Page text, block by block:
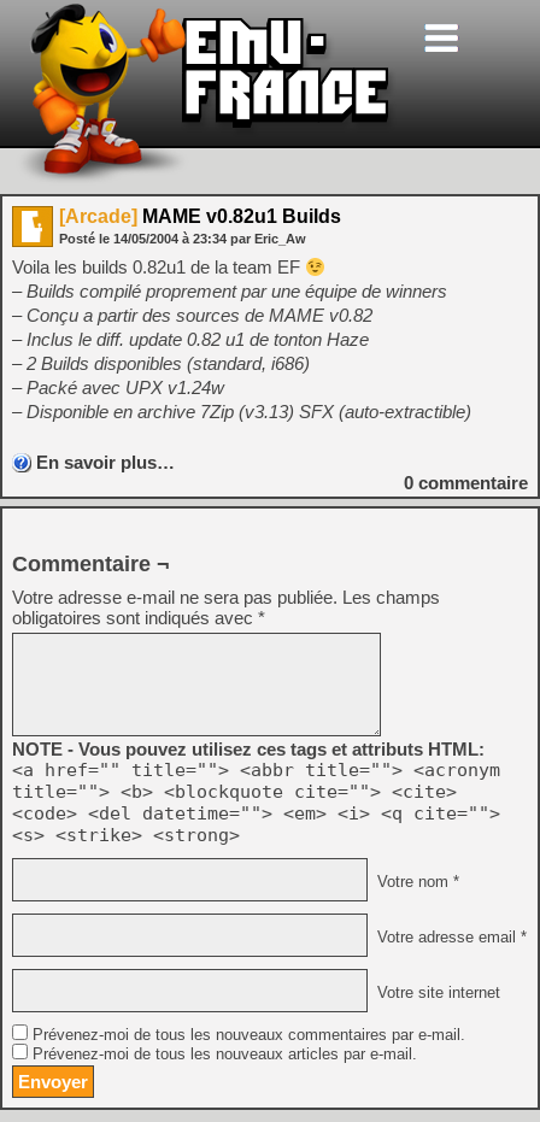
[Arcade] MAME v0.82u1 Builds
Posté le 14/05/2004 à 23:34 par Eric_Aw
Voila les builds 0.82u1 de la team EF
– Builds compilé proprement par une équipe de winners
– Conçu a partir des sources de MAME v0.82
– Inclus le diff. update 0.82 u1 de tonton Haze
– 2 Builds disponibles (standard, i686)
– Packé avec UPX v1.24w
– Disponible en archive 7Zip (v3.13) SFX (auto-extractible)
En savoir plus…
0 commentaire
Commentaire ¬
Votre adresse e-mail ne sera pas publiée. Les champs
obligatoires sont indiqués avec *
NOTE - Vous pouvez utilisez ces tags et attributs HTML:
<a href="" title=""> <abbr title=""> <acronym
title=""> <b> <blockquote cite=""> <cite>
<code> <del datetime=""> <em> <i> <q cite="">
<s> <strike> <strong>
Votre nom *
Votre adresse email *
Votre site internet
Prévenez-moi de tous les nouveaux commentaires par e-mail.
Prévenez-moi de tous les nouveaux articles par e-mail.